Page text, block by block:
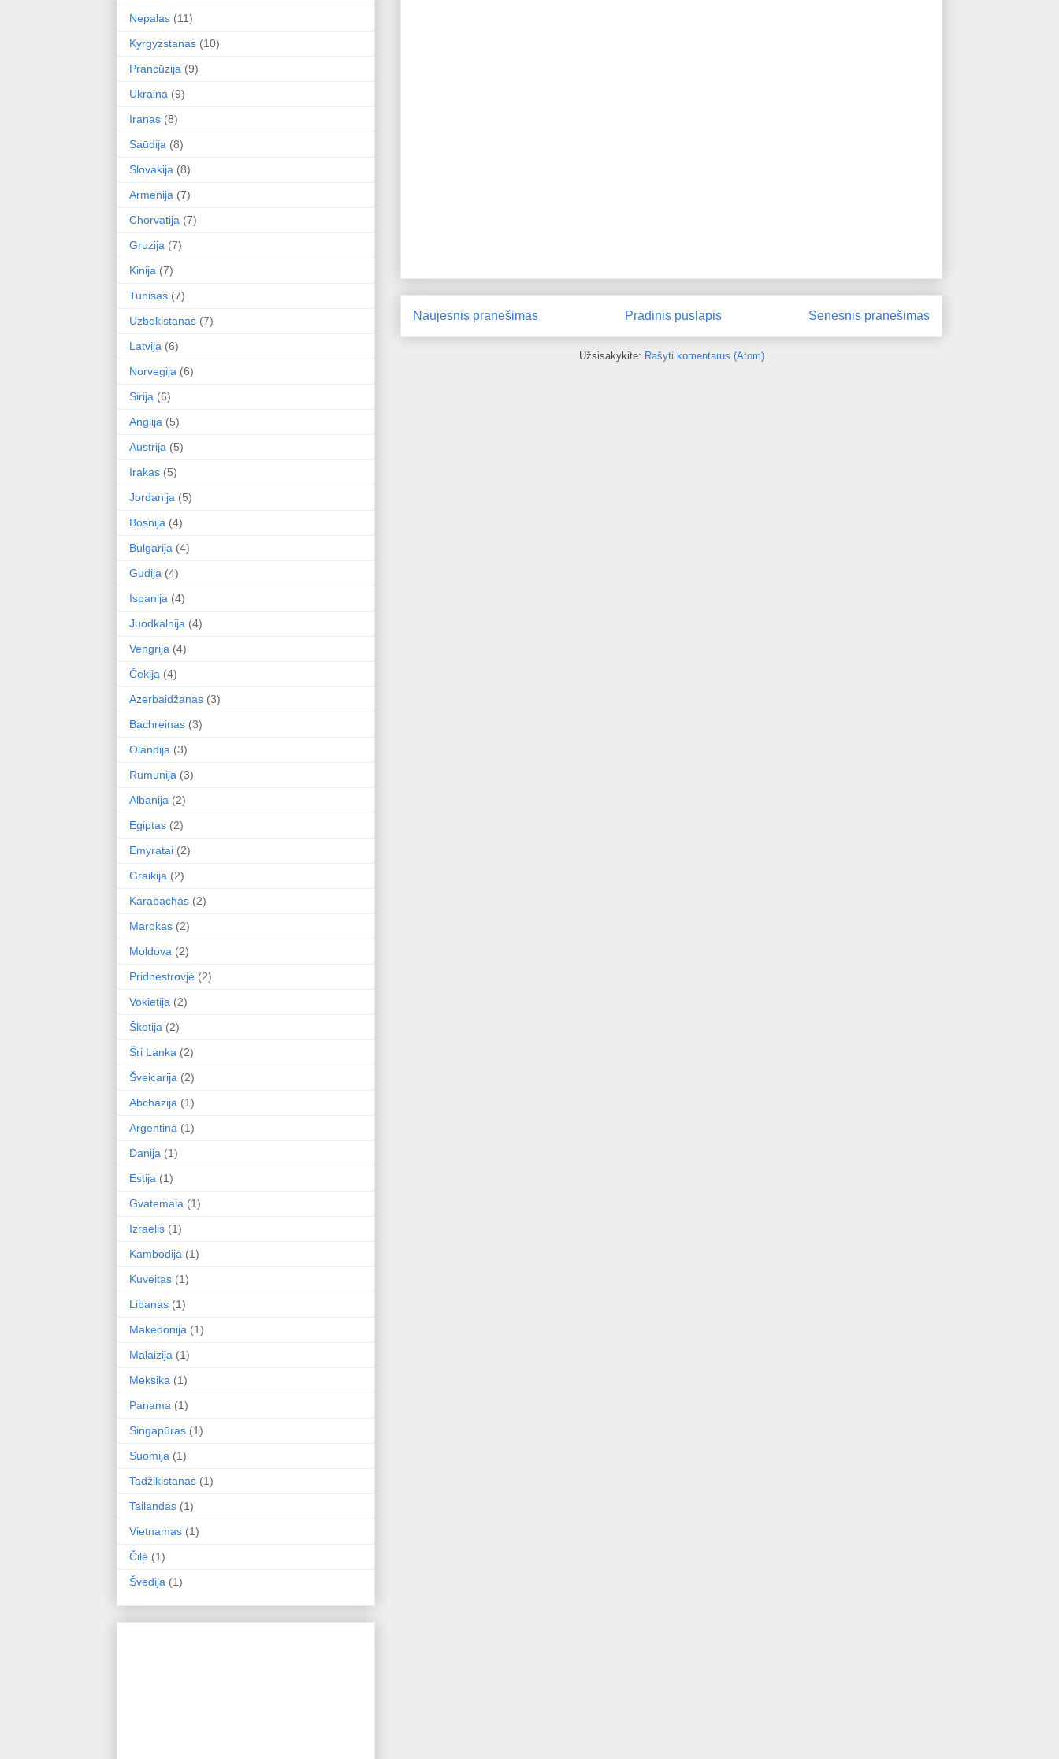
Naujesnis pranešimas Senesnis pranešimas
Pradinis puslapis
Užsisakykite: Rašyti komentarus (Atom)
Nepalas (11)
Kyrgyzstanas (10)
Prancūzija (9)
Ukraina (9)
Iranas (8)
Saūdija (8)
Slovakija (8)
Armėnija (7)
Chorvatija (7)
Gruzija (7)
Kinija (7)
Tunisas (7)
Uzbekistanas (7)
Latvija (6)
Norvegija (6)
Sirija (6)
Anglija (5)
Austrija (5)
Irakas (5)
Jordanija (5)
Bosnija (4)
Bulgarija (4)
Gudija (4)
Ispanija (4)
Juodkalnija (4)
Vengrija (4)
Čekija (4)
Azerbaidžanas (3)
Bachreinas (3)
Olandija (3)
Rumunija (3)
Albanija (2)
Egiptas (2)
Emyratai (2)
Graikija (2)
Karabachas (2)
Marokas (2)
Moldova (2)
Pridnestrovjė (2)
Vokietija (2)
Škotija (2)
Šri Lanka (2)
Šveicarija (2)
Abchazija (1)
Argentina (1)
Danija (1)
Estija (1)
Gvatemala (1)
Izraelis (1)
Kambodija (1)
Kuveitas (1)
Libanas (1)
Makedonija (1)
Malaizija (1)
Meksika (1)
Panama (1)
Singapūras (1)
Suomija (1)
Tadžikistanas (1)
Tailandas (1)
Vietnamas (1)
Čilė (1)
Švedija (1)